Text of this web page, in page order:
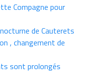
Compagne pour
de Cauterets
, changement de
sont prolongés